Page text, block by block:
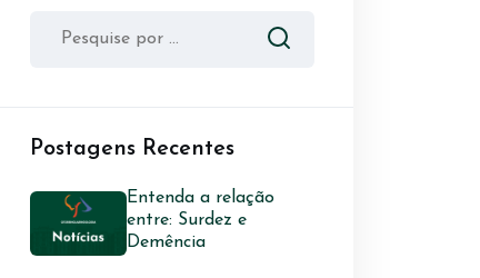
Postagens Recentes
Entenda a relação
entre: Surdez e
Demência